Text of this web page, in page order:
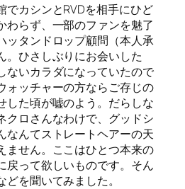
でカシンとRVDを相手にひど
わらず、一部のファンを魅了
ッタンドロップ顧問（本人承
。ひさしぶりにお会いした
ないカラダになっていたので
ォッチャーの方ならご存じの
した頃が嘘のよう。だらしな
クロさんなわけで、グッドシ
なんてストレートヘアーの天
ません。ここはひとつ本来の
戻って欲しいものです。そん
を聞いてみました。